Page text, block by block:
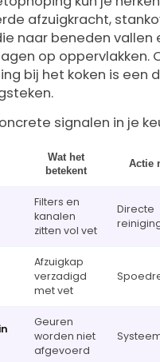
afzuigkracht,
naar beneden vallen
op oppervlakken.
bij het koken is een
signalen in je
Wat het
betekent
Actie
Filters en
kanalen
zitten vol vet
Directe
Afzuigkap
verzadigd
met vet
Geuren
worden niet
afgevoerd